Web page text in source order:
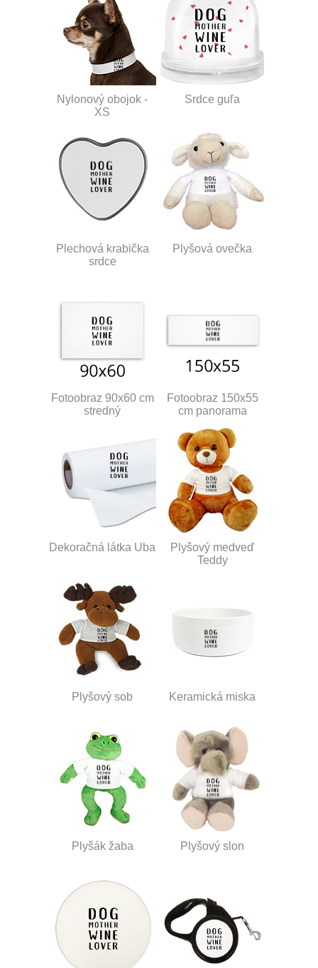
Nylonový obojok -
XS
Srdce guľa
Plechová krabička
srdce
Plyšová ovečka
Fotoobraz 90x60 cm
stredný
Fotoobraz 150x55
cm panorama
Dekoračná látka Uba
Plyšový medveď
Teddy
Plyšový sob Keramická miska
Plyšák žaba Plyšový slon